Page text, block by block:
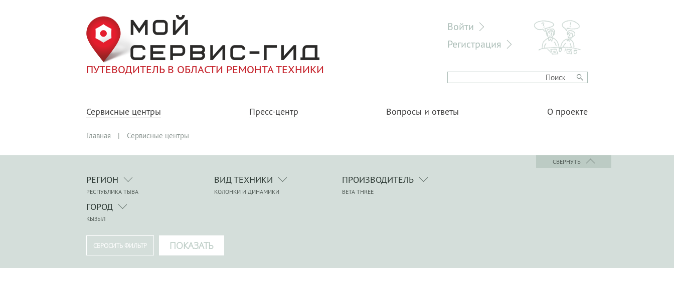
ПУТЕВОДИТЕЛЬ В ОБЛАСТИ РЕМОНТА ТЕХНИКИ
Войти
Регистрация
Сервисные центры Пресс-центр Вопросы и ответы О проекте
Главная | Сервисные центры
СВЕРНУТЬ
РЕГИОН
РЕСПУБЛИКА ТЫВА
ВИД ТЕХНИКИ
КОЛОНКИ И ДИНАМИКИ
ПРОИЗВОДИТЕЛЬ
BETA THREE
ГОРОД
КЫЗЫЛ